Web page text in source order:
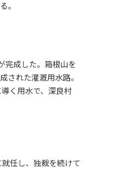
。
完成した。箱根山を
された灌漑用水路。
く用水で、深良村
任し、独裁を続けて